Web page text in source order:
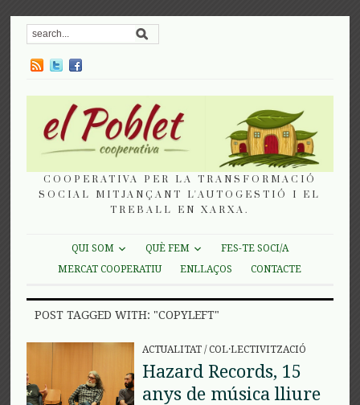
COOPERATIVA PER LA TRANSFORMACIÓ
SOCIAL MITJANÇANT L'AUTOGESTIÓ I EL
TREBALL EN XARXA.
QUI SOM QUÈ FEM
FES-TE SOCI/A
MERCAT COOPERATIU
ENLLAÇOS CONTACTE
POST TAGGED WITH: "COPYLEFT"
ACTUALITAT/COL·LECTIVITZACIÓ
Hazard Records, 15
anys de música lliure